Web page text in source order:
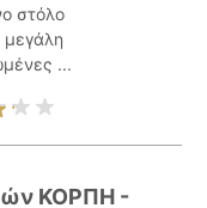
στόλο
μεγάλη
...
ΚΟΡΠΗ -